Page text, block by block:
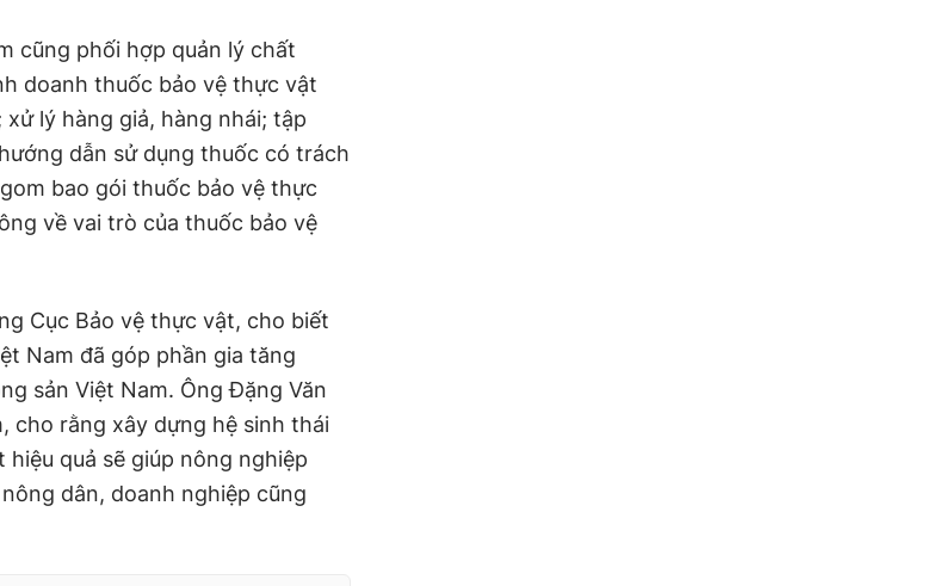
cũng phối hợp quản lý chất
doanh thuốc bảo vệ thực vật
lý hàng giả, hàng nhái; tập
dẫn sử dụng thuốc có trách
bao gói thuốc bảo vệ thực
về vai trò của thuốc bảo vệ
Cục Bảo vệ thực vật, cho biết
Nam đã góp phần gia tăng
sản Việt Nam. Ông Đặng Văn
cho rằng xây dựng hệ sinh thái
quả sẽ giúp nông nghiệp
dân, doanh nghiệp cũng